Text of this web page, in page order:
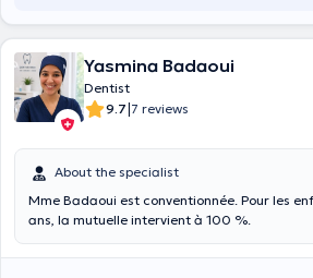
Yasmina Badaoui
Dentist
9.7|7 reviews
About the specialist
Mme Badaoui est conventionnée. Pour les
ans, la mutuelle intervient à 100 %.